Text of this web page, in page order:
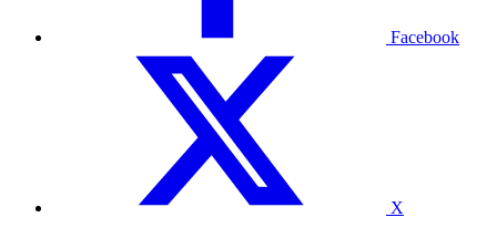
Facebook
X